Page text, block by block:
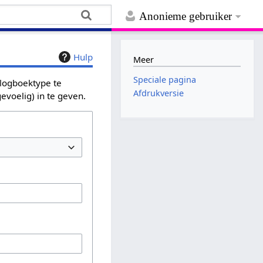
Anonieme gebruiker
Hulp
te
in te geven.
Meer
Speciale pagina
Afdrukversie